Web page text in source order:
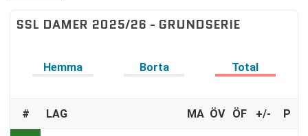
SSL DAMER 2025/26 - GRUNDSERIE
Hemma Borta Total
# LAG MA ÖV ÖF +/- P